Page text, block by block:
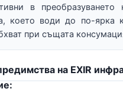
в преобразуването
което води до по-ярка
при същата
на EXIR